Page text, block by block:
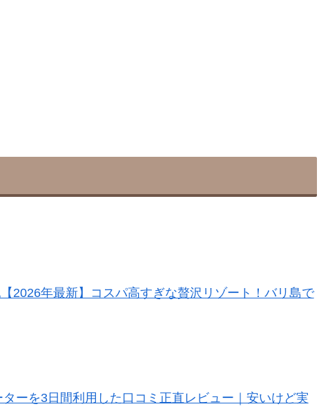
2026年最新】コスパ高すぎな贅沢リゾート！バリ島で
ターを3日間利用した口コミ正直レビュー｜安いけど実